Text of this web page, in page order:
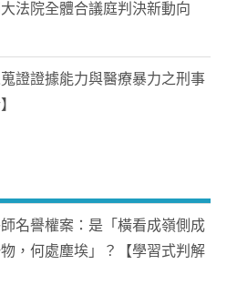
法院全體合議庭判決新動向
證證據能力與醫療暴力之刑事
名譽權案：是「橫看成嶺側成
，何處塵埃」？【學習式判解